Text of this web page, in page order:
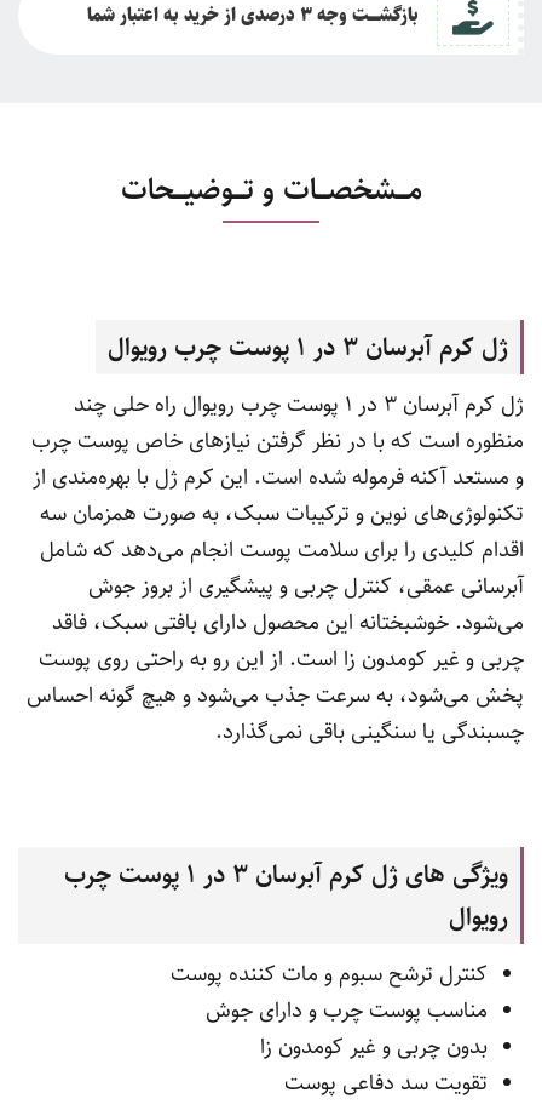
بازگشــــت وجه 3 درصدی از خرید به اعتبار شما
مـــشخصـــات و تـــوضیـــحات
ژل کرم آبرسان 3 در 1 پوست چرب رویوال
ژل کرم آبرسان 3 در 1 پوست چرب رویوال راه حلی چند
منظوره است که با در نظر گرفتن نیازهای خاص پوست چرب
و مستعد آکنه فرموله شده است. این کرم ژل با بهره‌مندی از
تکنولوژی‌های نوین و ترکیبات سبک، به صورت همزمان سه
اقدام کلیدی را برای سلامت پوست انجام می‌دهد که شامل
آبرسانی عمقی، کنترل چربی و پیشگیری از بروز جوش
می‌شود. خوشبختانه این محصول دارای بافتی سبک، فاقد
چربی و غیر کومدون زا است. از این رو به راحتی روی پوست
پخش می‌شود، به سرعت جذب می‌شود و هیچ گونه احساس
چسبندگی یا سنگینی باقی نمی‌گذارد.
ویژگی های ژل کرم آبرسان 3 در 1 پوست چرب
رویوال
کنترل ترشح سبوم و مات کننده پوست
مناسب پوست چرب و دارای جوش
بدون چربی و غیر کومدون زا
تقویت سد دفاعی پوست